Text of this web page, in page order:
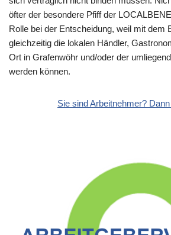
öfter der besondere Pfiff der
Rolle bei der Entscheidung, weil mit dem
gleichzeitig die lokalen Händler,
Ort in Grafenwöhr und/oder der
werden können.
Sie sind Arbeitnehmer?